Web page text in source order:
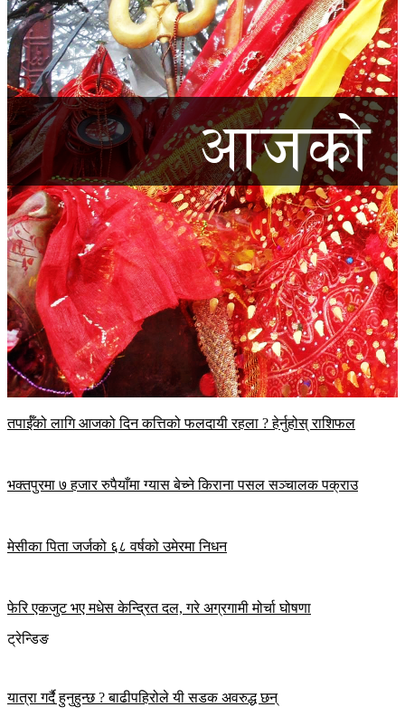
तपाईँको लागि आजको दिन कत्तिको फलदायी रहला ? हेर्नुहोस् राशिफल
भक्तपुरमा ७ हजार रुपैयाँमा ग्यास बेच्ने किराना पसल सञ्चालक पक्राउ
मेसीका पिता जर्जको ६८ वर्षको उमेरमा निधन
फेरि एकजुट भए मधेस केन्द्रित दल, गरे अग्रगामी मोर्चा घोषणा
ट्रेन्डिङ
यात्रा गर्दै हुनुहुन्छ ? बाढीपहिरोले यी सडक अवरुद्ध छन्